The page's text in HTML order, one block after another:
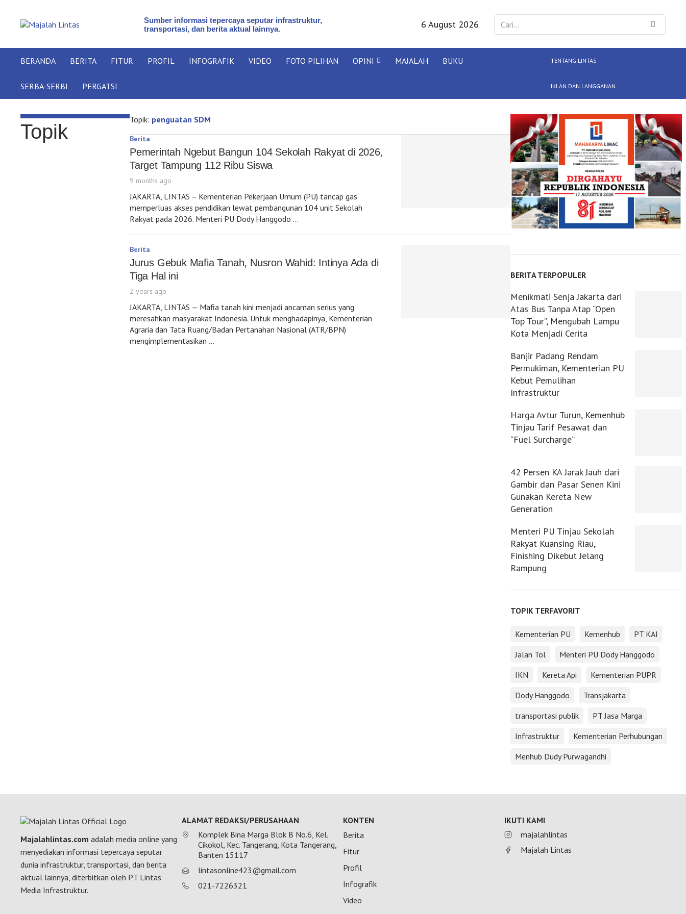
Sumber informasi tepercaya seputar infrastruktur,
transportasi, dan berita aktual lainnya.
6 August 2026
BERANDA BERITA FITUR PROFIL INFOGRAFIK VIDEO FOTO PILIHAN OPINI MAJALAH BUKU
SERBA-SERBI PERGATSI
TENTANG LINTAS
IKLAN DAN LANGGANAN
Topik
Topik: penguatan SDM
Berita
Pemerintah Ngebut Bangun 104 Sekolah Rakyat di 2026,
Target Tampung 112 Ribu Siswa
9 months ago
JAKARTA, LINTAS – Kementerian Pekerjaan Umum (PU) tancap gas
memperluas akses pendidikan lewat pembangunan 104 unit Sekolah
Rakyat pada 2026. Menteri PU Dody Hanggodo …
Berita
Jurus Gebuk Mafia Tanah, Nusron Wahid: Intinya Ada di
Tiga Hal ini
2 years ago
JAKARTA, LINTAS — Mafia tanah kini menjadi ancaman serius yang
meresahkan masyarakat Indonesia. Untuk menghadapinya, Kementerian
Agraria dan Tata Ruang/Badan Pertanahan Nasional (ATR/BPN)
mengimplementasikan …
BERITA TERPOPULER
Menikmati Senja Jakarta dari
Atas Bus Tanpa Atap “Open
Top Tour”, Mengubah Lampu
Kota Menjadi Cerita
Banjir Padang Rendam
Permukiman, Kementerian PU
Kebut Pemulihan
Infrastruktur
Harga Avtur Turun, Kemenhub
Tinjau Tarif Pesawat dan
“Fuel Surcharge”
42 Persen KA Jarak Jauh dari
Gambir dan Pasar Senen Kini
Gunakan Kereta New
Generation
Menteri PU Tinjau Sekolah
Rakyat Kuansing Riau,
Finishing Dikebut Jelang
Rampung
TOPIK TERFAVORIT
Kementerian PU Kemenhub
PT KAI
Jalan Tol
Menteri PU Dody Hanggodo
IKN
Kereta Api
Kementerian PUPR
Dody Hanggodo
Transjakarta
transportasi publik
PT Jasa Marga
Infrastruktur
Kementerian Perhubungan
Menhub Dudy Purwagandhi
Majalahlintas.com adalah media online yang
menyediakan informasi tepercaya seputar
dunia infrastruktur, transportasi, dan berita
aktual lainnya, diterbitkan oleh PT Lintas
Media Infrastruktur.
ALAMAT REDAKSI/PERUSAHAAN
Komplek Bina Marga Blok B No.6, Kel.
Cikokol, Kec. Tangerang, Kota Tangerang,
Banten 15117
lintasonline423@gmail.com
021-7226321
KONTEN
Berita
Fitur
Profil
Infografik
Video
IKUTI KAMI
majalahlintas
Majalah Lintas